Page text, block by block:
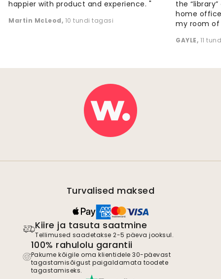
happier with product and experience. "
Martin McLeod, 10 tundi tagasi
the
home
my room of
GAYLE, 11
Turvalised maksed
Kiire ja tasuta saatmine
Tellimused saadetakse 2-5 päeva jooksul.
100% rahulolu garantii
Pakume kõigile oma klientidele 30-päevast
tagastamisõigust paigaldamata toodete
tagastamiseks.